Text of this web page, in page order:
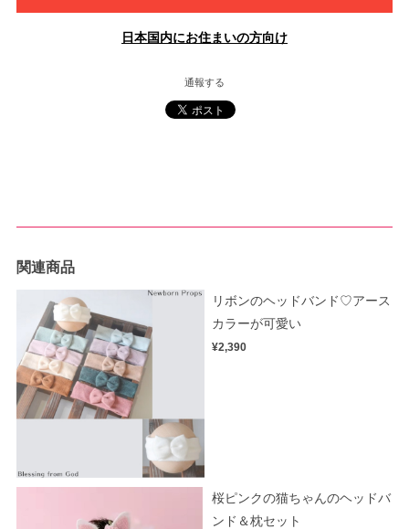
日本国内にお住まいの方向け
通報する
関連商品
リボンのヘッドバンド♡アース
カラーが可愛い
¥2,390
桜ピンクの猫ちゃんのヘッドバ
ンド＆枕セット